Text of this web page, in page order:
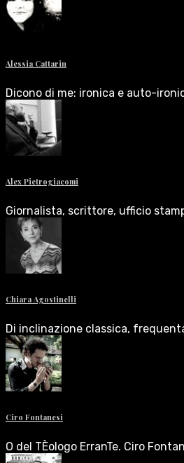
Alessia Cattarin
Dicono di me: ironica e auto-
Alex Pietrogiacomi
Giornalista, scrittore, ufficio
Chiara Agostinelli
Di inclinazione classica,
Ciro Fontanesi
O del TÈologo ErranTe. Ciro